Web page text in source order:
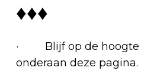
♦♦♦
· Blijf op de hoogte
onderaan deze pagina.